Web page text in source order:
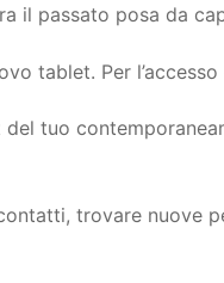
il passato posa da
tablet. Per
tuo
trovare nuove